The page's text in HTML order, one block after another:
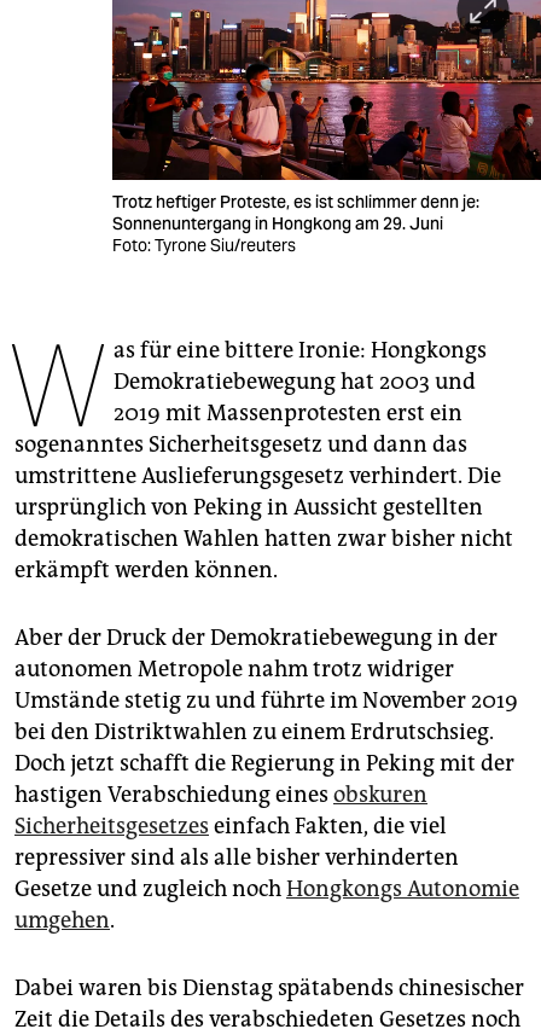
veranstaltungen
fragen & hilfe
genossenschaft
epaper login
Trotz heftiger Proteste, es ist schlimmer denn je:
Sonnenuntergang in Hongkong am 29. Juni
Foto: Tyrone Siu/reuters
W as für eine bittere Ironie: Hongkongs
Demokratiebewegung hat 2003 und
2019 mit Massenprotesten erst ein
sogenanntes Sicherheitsgesetz und dann das
umstrittene Auslieferungsgesetz verhindert. Die
ursprünglich von Peking in Aussicht gestellten
demokratischen Wahlen hatten zwar bisher nicht
erkämpft werden können.
Aber der Druck der Demokratiebewegung in der
autonomen Metropole nahm trotz widriger
Umstände stetig zu und führte im November 2019
bei den Distriktwahlen zu einem Erdrutschsieg.
Doch jetzt schafft die Regierung in Peking mit der
hastigen Verabschiedung eines obskuren
Sicherheitsgesetzes einfach Fakten, die viel
repressiver sind als alle bisher verhinderten
Gesetze und zugleich nochHongkongs Autonomie
umgehen.
Dabei waren bis Dienstag spätabends chinesischer
Zeit die Details des verabschiedeten Gesetzes noch